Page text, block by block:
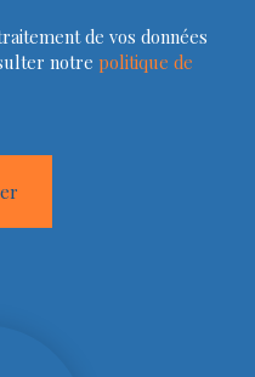
de vos données
notre politique de